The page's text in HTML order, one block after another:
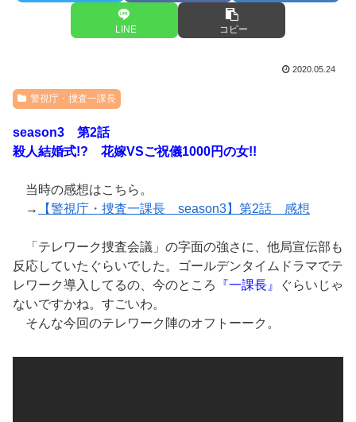
LINE コピー
2020.05.24
警視庁・捜査一課長
season3 第2話
殺人結婚式!? 花嫁VSご祝儀1000円の女!!
当時の感想はこちら。
→
【警視庁・捜査一課長 season3】第2話 感想
「テレワーク捜査会議」の字面の強さに、他局宣伝部も
反応していたぐらいでした。ゴールデンタイムドラマでテ
レワーク導入してるの、今のところ
『一課長』
ぐらいじゃ
ないですかね。すごいわ。
そんな今回のテレワーク陣のオフトーーク。